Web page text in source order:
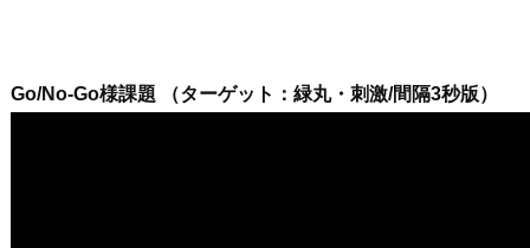
Go/No-Go様課題 （ターゲット：緑丸・刺激/間隔3秒版）